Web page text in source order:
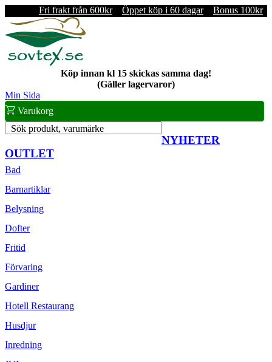
Fri frakt från 600kr Öppet köp i 60 dagar Bonus 100kr
Köp innan kl 15 skickas samma dag!
(Gäller lagervaror)
Min Sida
Varukorg
Sök produkt, varumärke
NYHETER
OUTLET
Bad
Barnartiklar
Belysning
Dofter
Fritid
Förvaring
Gardiner
Hotell Restaurang
Husdjur
Inredning